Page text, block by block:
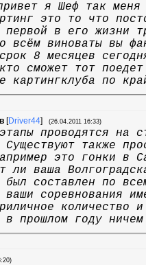
я Шеф так меня
это то что
первой в его жизни
всём виноваты вы
8 месяцев
сможет тот
картингклуба по
[Driver44] (26.04.2011 16:33)
проводятся на
Существуют также
это гонки в
ли ваша
был составлен по
ваши соревнования
количество
в прошлом году